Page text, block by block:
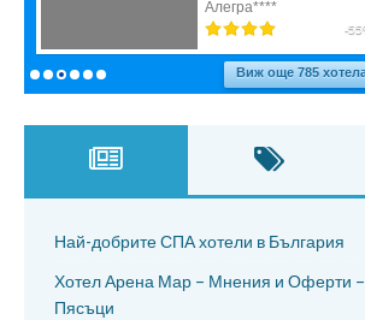
Най-добрите СПА хотели в България
Хотел Арена Мар – Мнения и Оферти –
Пясъци